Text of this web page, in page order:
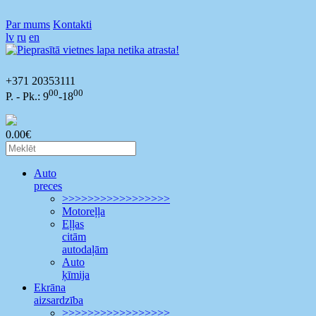
Par mums Kontakti
lv ru en
+371 20353111
P. - Pk.: 900-1800
0.00€
Auto
preces
>>>>>>>>>>>>>>>>>
Motoreļļa
Eļļas
citām
autodaļām
Auto
ķīmija
Ekrāna
aizsardzība
>>>>>>>>>>>>>>>>>